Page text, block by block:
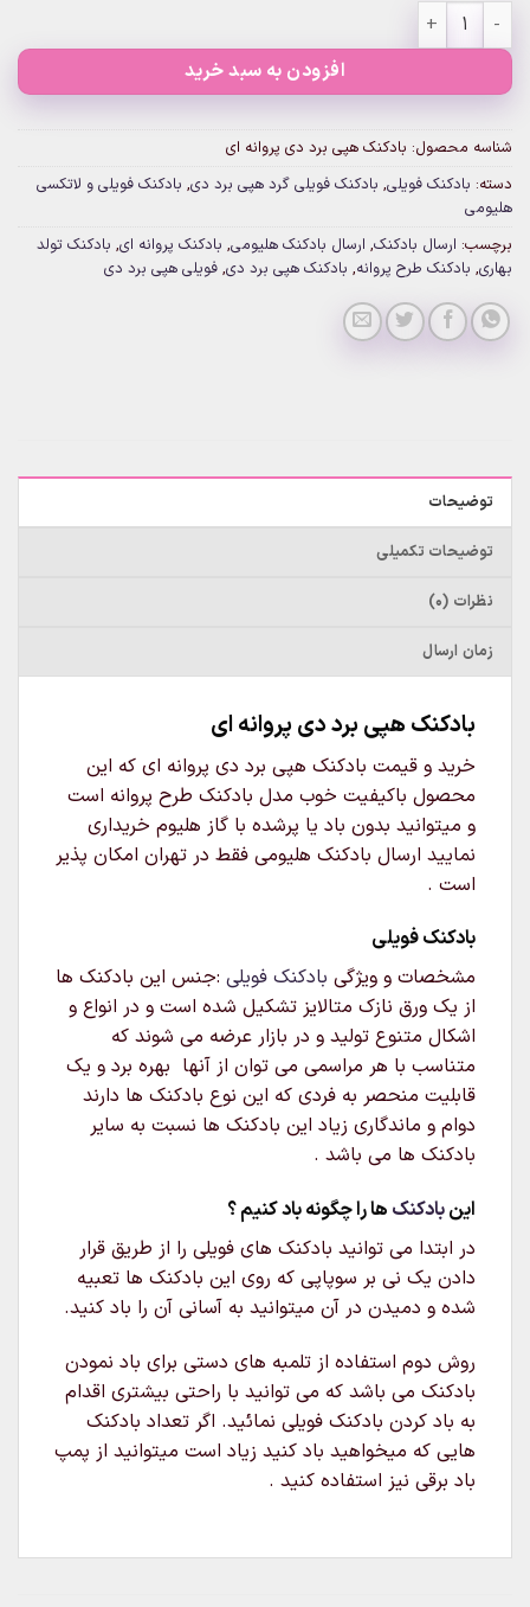
بادکنک هپی برد دی پروانه ای عدد
افزودن به سبد خرید
شناسه محصول: بادکنک هپی برد دی پروانه ای
دسته: بادکنک فویلی, بادکنک فویلی گرد هپی برد دی, بادکنک فویلی و لاتکسی
هلیومی
برچسب: ارسال بادکنک, ارسال بادکنک هلیومی, بادکنک پروانه ای, بادکنک تولد
بهاری, بادکنک طرح پروانه, بادکنک هپی برد دی, فویلی هپی برد دی
توضیحات
توضیحات تکمیلی
نظرات (0)
زمان ارسال
بادکنک هپی برد دی پروانه ای
خرید و قیمت بادکنک هپی برد دی پروانه ای که این
محصول باکیفیت خوب مدل بادکنک طرح پروانه است
و میتوانید بدون باد یا پرشده با گاز هلیوم خریداری
نمایید ارسال بادکنک هلیومی فقط در تهران امکان پذیر
است .
بادکنک فویلی
مشخصات و ویژگی بادکنک فویلی :جنس این بادکنک ها
از یک ورق نازک متالایز تشکیل شده است و در انواع و
اشکال متنوع تولید و در بازار عرضه می شوند که
متناسب با هر مراسمی می توان از آنها بهره برد و یک
قابلیت منحصر به فردی که این نوع بادکنک ها دارند
دوام و ماندگاری زیاد این بادکنک ها نسبت به سایر
بادکنک ها می باشد .
اینبادکنک ها را چگونه باد کنیم ؟
در ابتدا می توانید بادکنک های فویلی را از طریق قرار
دادن یک نی بر سوپاپی که روی این بادکنک ها تعبیه
شده و دمیدن در آن میتوانید به آسانی آن را باد کنید.
روش دوم استفاده از تلمبه های دستی برای باد نمودن
بادکنک می باشد که می توانید با راحتی بیشتری اقدام
به باد کردن بادکنک فویلی نمائید. اگر تعداد بادکنک
هایی که میخواهید باد کنید زیاد است میتوانید از پمپ
باد برقی نیز استفاده کنید .